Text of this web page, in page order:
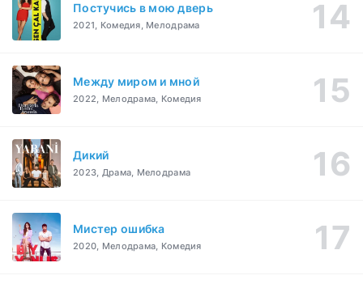
Постучись в мою дверь
2021, Комедия, Мелодрама
Между миром и мной
2022, Мелодрама, Комедия
Дикий
2023, Драма, Мелодрама
Мистер ошибка
2020, Мелодрама, Комедия